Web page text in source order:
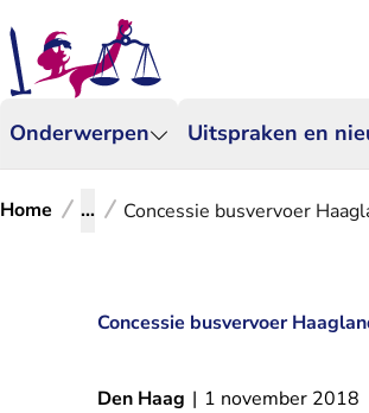
Onderwerpen Uitspraken en
Home ... Concessie busvervoer
Concessie busvervoer
Den Haag | 1 november 2018